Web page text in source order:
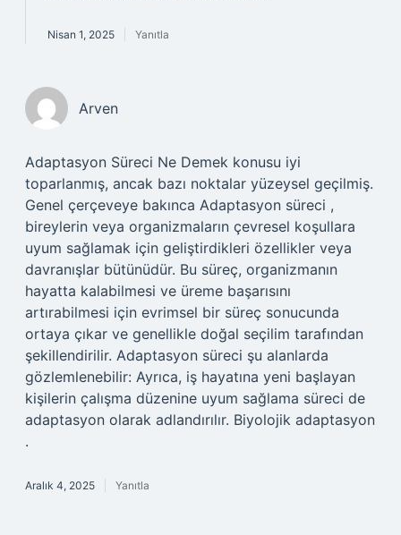
Nisan 1, 2025 Yanıtla
Arven
Adaptasyon Süreci Ne Demek konusu iyi
toparlanmış, ancak bazı noktalar yüzeysel geçilmiş.
Genel çerçeveye bakınca Adaptasyon süreci ,
bireylerin veya organizmaların çevresel koşullara
uyum sağlamak için geliştirdikleri özellikler veya
davranışlar bütünüdür. Bu süreç, organizmanın
hayatta kalabilmesi ve üreme başarısını
artırabilmesi için evrimsel bir süreç sonucunda
ortaya çıkar ve genellikle doğal seçilim tarafından
şekillendirilir. Adaptasyon süreci şu alanlarda
gözlemlenebilir: Ayrıca, iş hayatına yeni başlayan
kişilerin çalışma düzenine uyum sağlama süreci de
adaptasyon olarak adlandırılır. Biyolojik adaptasyon
.
Aralık 4, 2025 Yanıtla